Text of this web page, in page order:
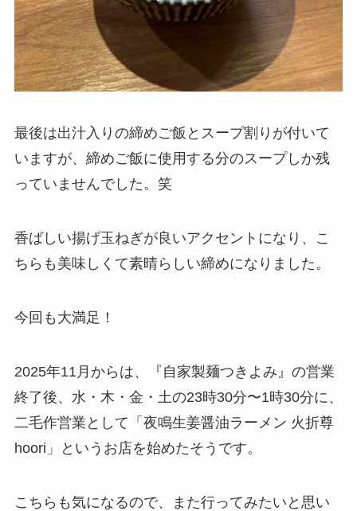
最後は出汁入りの締めご飯とスープ割りが付いて
いますが、締めご飯に使用する分のスープしか残
っていませんでした。笑
香ばしい揚げ玉ねぎが良いアクセントになり、こ
ちらも美味しくて素晴らしい締めになりました。
今回も大満足！
2025年11月からは、『自家製麺つきよみ』の営業
終了後、水・木・金・土の23時30分〜1時30分に、
二毛作営業として「夜鳴生姜醤油ラーメン 火折尊
hoori」というお店を始めたそうです。
こちらも気になるので、また行ってみたいと思い